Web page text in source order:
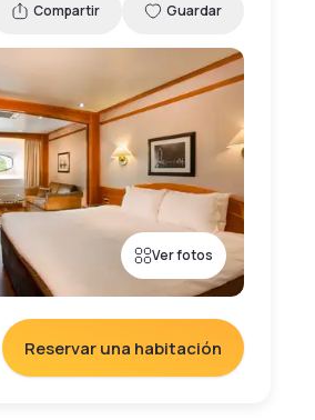
Compartir Guardar
Ver fotos
Reservar una habitación